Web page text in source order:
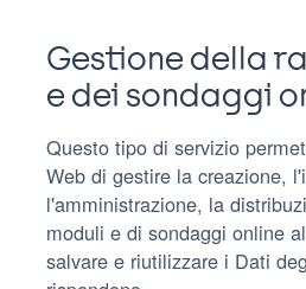
Gestione della
e dei sondaggi
Questo tipo di servizio
Web di gestire la creazione,
l'amministrazione, la
moduli e di sondaggi online
salvare e riutilizzare i Dati